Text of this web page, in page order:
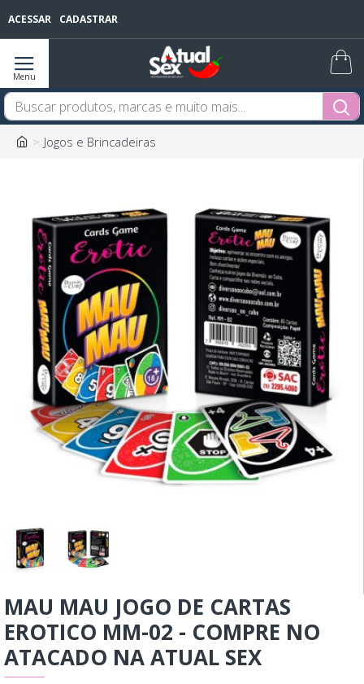
ACESSAR CADASTRAR
Jogos e Brincadeiras
MAU MAU JOGO DE CARTAS
EROTICO MM-02 - COMPRE NO
ATACADO NA ATUAL SEX